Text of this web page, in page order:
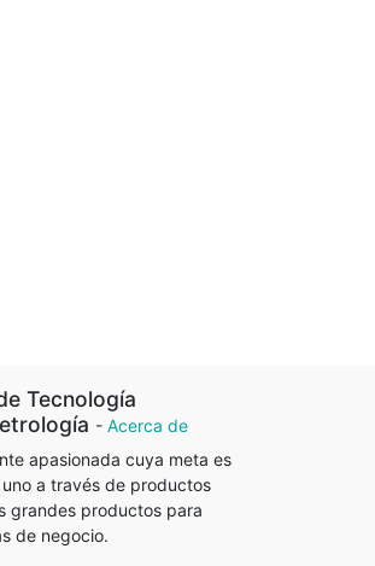
Tecnología
- Acerca de
apasionada cuya meta es
a través de productos
grandes productos para
de negocio.